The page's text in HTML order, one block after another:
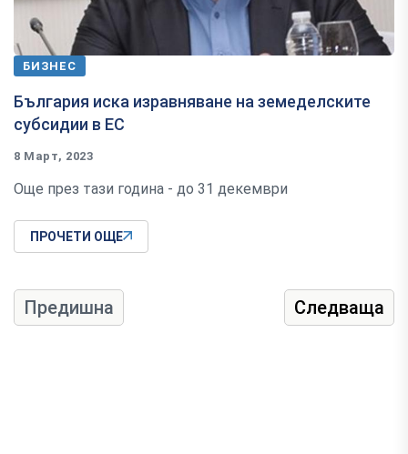
БИЗНЕС
България иска изравняване на земеделските
субсидии в ЕС
8 Март, 2023
Още през тази година - до 31 декември
ПРОЧЕТИ ОЩЕ
Предишна Следваща